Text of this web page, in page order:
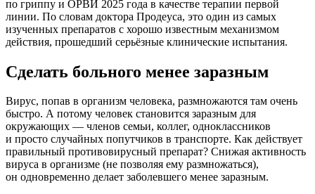
по гриппу и ОРВИ 2025 года в качестве терапии первой
линии. По словам доктора Продеуса, это один из самых
изученных препаратов с хорошо известным механизмом
действия, прошедший серьёзные клинические испытания.
Сделать больного менее заразным
Вирус, попав в организм человека, размножаются там очень
быстро. А потому человек становится заразным для
окружающих — членов семьи, коллег, одноклассников
и просто случайных попутчиков в транспорте. Как действует
правильный противовирусный препарат? Снижая активность
вируса в организме (не позволяя ему размножаться),
он одновременно делает заболевшего менее заразным.